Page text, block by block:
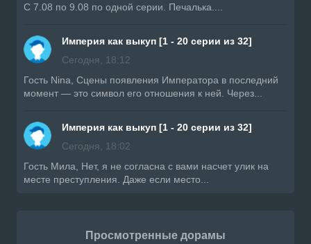
С 7.08 по 9.08 по одной серии. Печалька....
Империя как выкуп [1 - 20 серии из 32]
Сегодня, 18:12
Гость Nina, Сцены появления Императора в последний
момент — это символ его отношения к ней. Через...
Империя как выкуп [1 - 20 серии из 32]
Сегодня, 18:02
Гость Мила, Нет, я не согласна с вами насчет улик на
месте преступления. Даже если место...
Просмотренные дорамы